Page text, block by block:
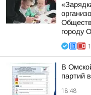
городу
В
партий
18:48